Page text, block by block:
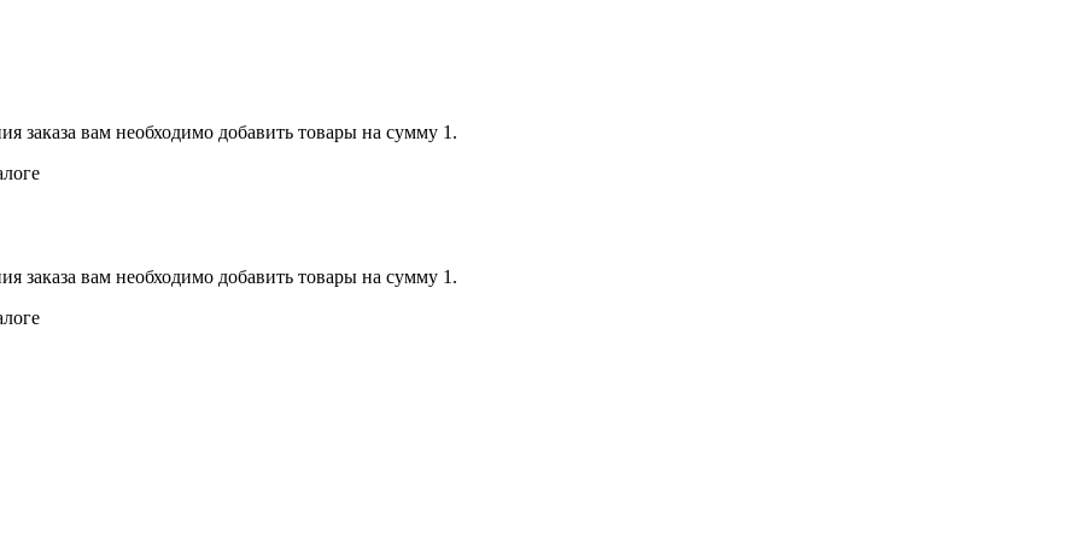
заказа вам необходимо добавить товары на сумму 1.
заказа вам необходимо добавить товары на сумму 1.